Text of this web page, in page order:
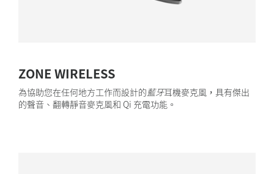
ZONE WIRELESS
為協助您在任何地方工作而設計的藍牙耳機麥克風，具有傑出
的聲音、翻轉靜音麥克風和 Qi 充電功能。